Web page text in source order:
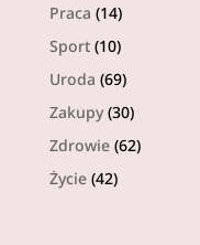
Praca (14)
Sport(10)
Uroda (69)
Zakupy(30)
Zdrowie(62)
Życie(42)